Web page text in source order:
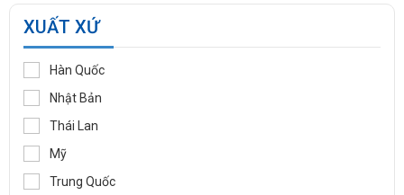
MANNTEK
KLINGER
WOOJU GASPACK
DIDTEK
RITAG
GASSO
SAMYANG
XUẤT XỨ
Hàn Quốc
Nhật Bản
Thái Lan
Mỹ
Trung Quốc